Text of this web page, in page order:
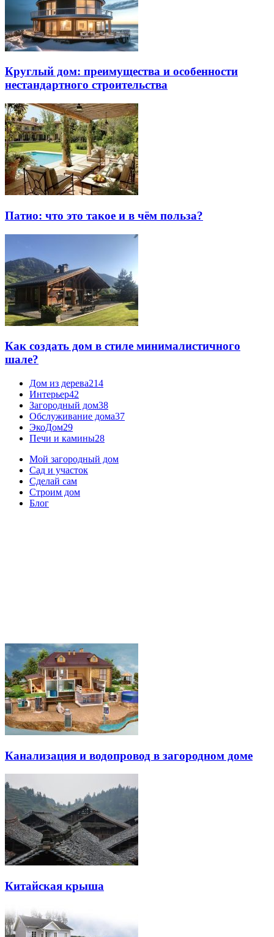
Круглый дом: преимущества и особенности
нестандартного строительства
Патио: что это такое и в чём польза?
Как создать дом в стиле минималистичного
шале?
Дом из дерева214
Интерьер42
Загородный дом38
Обслуживание дома37
ЭкоДом29
Печи и камины28
Мой загородный дом
Сад и участок
Сделай сам
Строим дом
Блог
Канализация и водопровод в загородном доме
Китайская крыша